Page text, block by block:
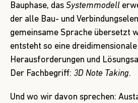
Bauphase, das Systemmodell
der alle Bau- und
gemeinsame Sprache übersetzt
entsteht so eine
Herausforderungen und
Der Fachbegriff: 3D Note Taking.
Und wo wir davon sprechen: